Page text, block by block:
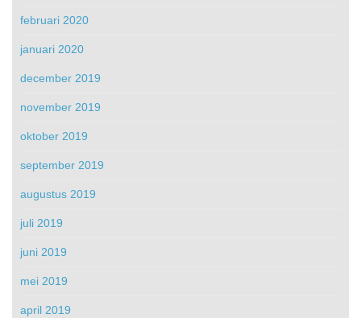
februari 2020
januari 2020
december 2019
november 2019
oktober 2019
september 2019
augustus 2019
juli 2019
juni 2019
mei 2019
april 2019